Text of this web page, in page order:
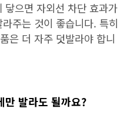
으면 자외선 차단 효과가
주는 것이 좋습니다. 특히
은 더 자주 덧발라야 합니
만 발라도 될까요?